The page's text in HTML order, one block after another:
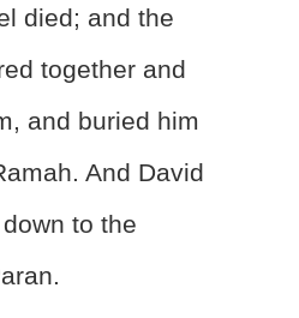
died; and the
together and
and buried him
And David
to the